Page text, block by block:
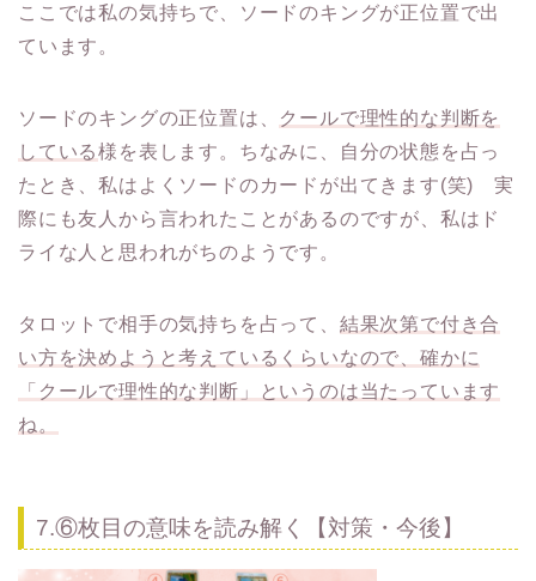
ここでは私の気持ちで、ソードのキングが正位置で出
ています。
ソードのキングの正位置は、 クールで理性的な判断を
している様を表します。ちなみに、自分の状態を占っ
たとき、私はよくソードのカードが出てきます(笑) 実
際にも友人から言われたことがあるのですが、私はド
ライな人と思われがちのようです。
タロットで相手の気持ちを占って、 結果次第で付き合
い方を決めようと考えているくらいなので、確かに
「クールで理性的な判断」というのは当たっています
ね。
7.⑥枚目の意味を読み解く【対策・今後】